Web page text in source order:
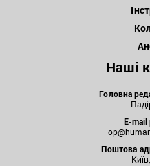
Наші
Головна
E-mail
Поштова